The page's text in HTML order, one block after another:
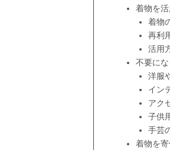
着物を
着物
再利
活用
不要に
洋服
イン
アク
子供
手芸
着物を